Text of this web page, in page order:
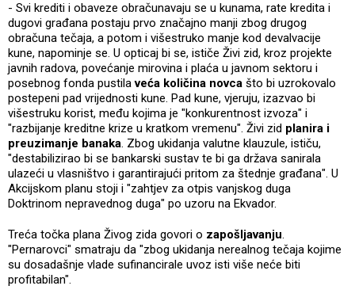
- Svi krediti i obaveze obračunavaju se u kunama, rate kredita i
dugovi građana postaju prvo značajno manji zbog drugog
obračuna tečaja, a potom i višestruko manje kod devalvacije
kune, napominje se. U opticaj bi se, ističe Živi zid, kroz projekte
javnih radova, povećanje mirovina i plaća u javnom sektoru i
posebnog fonda pustilaveća količina novca što bi uzrokovalo
postepeni pad vrijednosti kune. Pad kune, vjeruju, izazvao bi
višestruku korist, među kojima je "konkurentnost izvoza" i
"razbijanje kreditne krize u kratkom vremenu". Živi zid planira i
preuzimanje banaka. Zbog ukidanja valutne klauzule, ističu,
"destabilizirao bi se bankarski sustav te bi ga država sanirala
ulazeći u vlasništvo i garantirajući pritom za štednje građana". U
Akcijskom planu stoji i "zahtjev za otpis vanjskog duga
Doktrinom nepravednog duga" po uzoru na Ekvador.
Treća točka plana Živog zida govori o zapošljavanju.
"Pernarovci" smatraju da "zbog ukidanja nerealnog tečaja kojime
su dosadašnje vlade sufinancirale uvoz isti više neće biti
profitabilan".